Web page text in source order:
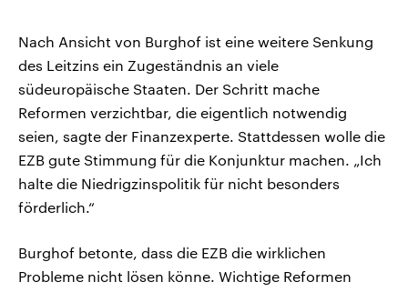
Nach Ansicht von Burghof ist eine weitere Senkung
des Leitzins ein Zugeständnis an viele
südeuropäische Staaten. Der Schritt mache
Reformen verzichtbar, die eigentlich notwendig
seien, sagte der Finanzexperte. Stattdessen wolle die
EZB gute Stimmung für die Konjunktur machen. „Ich
halte die Niedrigzinspolitik für nicht besonders
förderlich.“
Burghof betonte, dass die EZB die wirklichen
Probleme nicht lösen könne. Wichtige Reformen